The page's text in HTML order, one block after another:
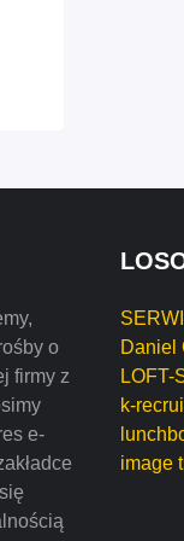
o
firmy z
e-
Daniel
LOFT-
k-
image